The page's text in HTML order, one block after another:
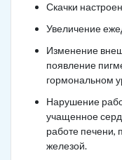
Скачки
Увеличение
Изменение
появление
гормональном
Нарушение
учащенное
работе печени,
железой.